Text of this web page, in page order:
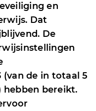
en
Dat
De
(van de in totaal 5
hebben bereikt.